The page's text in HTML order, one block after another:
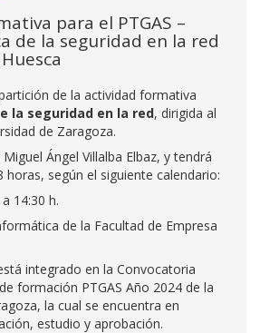
para el PTGAS –
de la seguridad en la red
de la actividad formativa
la seguridad en la red, dirigida al
de Zaragoza.
Ángel Villalba Elbaz, y tendrá
horas, según el siguiente calendario:
14:30 h.
de la Facultad de Empresa
integrado en la Convocatoria
formación PTGAS Año 2024 de la
la cual se encuentra en
estudio y aprobación.